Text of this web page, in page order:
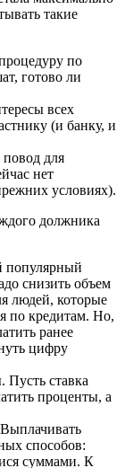
такие
по
готово ли
всех
(и банку, и
повод для
нет
условиях).
должника
популярный
снизить объем
людей, которые
по кредитам. Но,
ранее
цифру
ставка
проценты, а
способов:
суммами. К